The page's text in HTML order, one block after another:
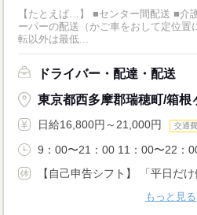
【たとえば…】 ■センター間配送 ■
ーパーの配送（かご車をおして定位置に移動
転以外は最低...
ドライバー・配達・配送
東京都西多摩郡瑞穂町/箱根
日給16,800円～21,000円 交通
9：00〜21：00 11：00〜22：
【自己申告シフト】 「平日だけ
もっと見る